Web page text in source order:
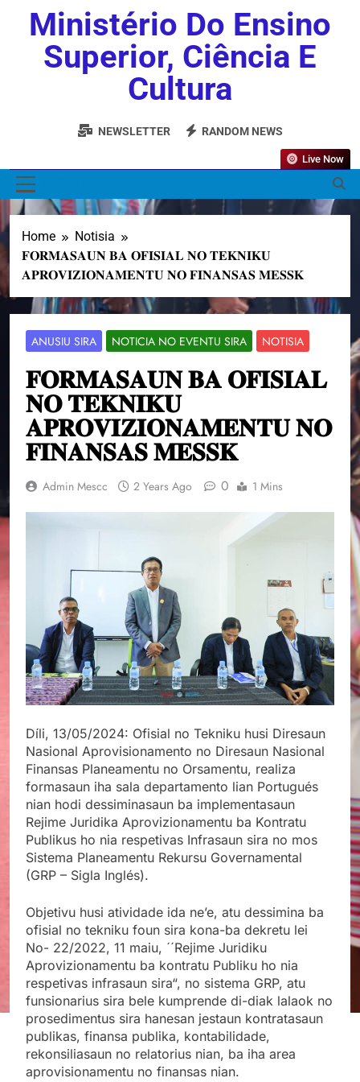
Ministério Do Ensino
Superior, Ciência E
Cultura
NEWSLETTER RANDOM NEWS
Live Now
Home
Notisia
𝐅𝐎𝐑𝐌𝐀𝐒𝐀𝐔𝐍 𝐁𝐀 𝐎𝐅𝐈𝐒𝐈𝐀𝐋 𝐍𝐎 𝐓𝐄𝐊𝐍𝐈𝐊𝐔
𝐀𝐏𝐑𝐎𝐕𝐈𝐙𝐈𝐎𝐍𝐀𝐌𝐄𝐍𝐓𝐔 𝐍𝐎 𝐅𝐈𝐍𝐀𝐍𝐒𝐀𝐒 𝐌𝐄𝐒𝐒𝐊
ANUSIU SIRA NOTICIA NO EVENTU SIRA NOTISIA
𝐅𝐎𝐑𝐌𝐀𝐒𝐀𝐔𝐍 𝐁𝐀 𝐎𝐅𝐈𝐒𝐈𝐀𝐋
𝐍𝐎 𝐓𝐄𝐊𝐍𝐈𝐊𝐔
𝐀𝐏𝐑𝐎𝐕𝐈𝐙𝐈𝐎𝐍𝐀𝐌𝐄𝐍𝐓𝐔 𝐍𝐎
𝐅𝐈𝐍𝐀𝐍𝐒𝐀𝐒 𝐌𝐄𝐒𝐒𝐊
Admin Mescc 2 Years Ago 0 1 Mins
Díli, 13/05/2024: Ofisial no Tekniku husi Diresaun
Nasional Aprovisionamento no Diresaun Nasional
Finansas Planeamentu no Orsamentu, realiza
formasaun iha sala departamento lian Portugués
nian hodi dessiminasaun ba implementasaun
Rejime Juridika Aprovizionamentu ba Kontratu
Publikus ho nia respetivas Infrasaun sira no mos
Sistema Planeamentu Rekursu Governamental
(GRP – Sigla Inglés).
Objetivu husi atividade ida ne’e, atu dessimina ba
ofisial no tekniku foun sira kona-ba dekretu lei
No- 22/2022, 11 maiu, ´´Rejime Juridiku
Aprovizionamentu ba kontratu Publiku ho nia
respetivas infrasaun sira“, no sistema GRP, atu
funsionarius sira bele kumprende di-diak lalaok no
prosedimentus sira hanesan jestaun kontratasaun
publikas, finansa publika, kontabilidade,
rekonsiliasaun no relatorius nian, ba iha area
aprovisionamentu no finansas nian.